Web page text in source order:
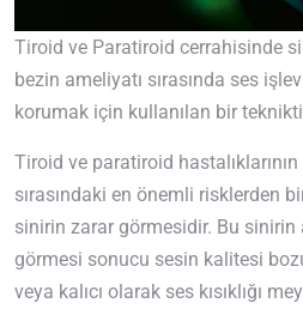
Tiroid ve Paratiroid cerrahisinde
bezin ameliyatı sırasında ses
korumak için kullanılan bir
Tiroid ve paratiroid
sırasındaki en önemli risklerden
sinirin zarar görmesidir. Bu sinirin
görmesi sonucu sesin kalitesi
veya kalıcı olarak ses kısıklığı